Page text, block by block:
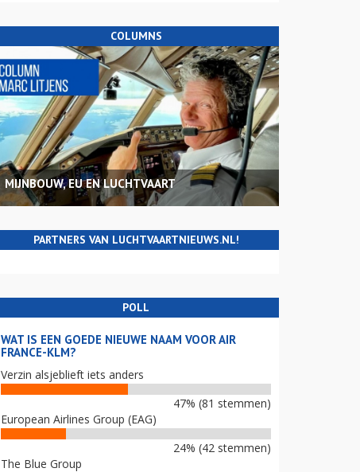
COLUMNS
MIJNBOUW, EU EN LUCHTVAART
PARTNERS VAN LUCHTVAARTNIEUWS.NL!
POLL
WAT IS EEN GOEDE NIEUWE NAAM VOOR AIR
FRANCE-KLM?
Verzin alsjeblieft iets anders
47% (81 stemmen)
European Airlines Group (EAG)
24% (42 stemmen)
The Blue Group